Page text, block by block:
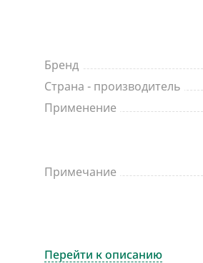
Бренд
Страна - производитель
Применение
Примечание
Перейти к описанию